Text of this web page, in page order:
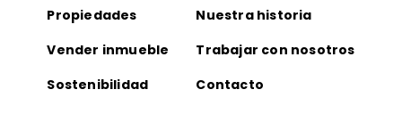
Propiedades
Nuestra historia
Vender inmueble
Trabajar con nosotros
Sostenibilidad
Contacto